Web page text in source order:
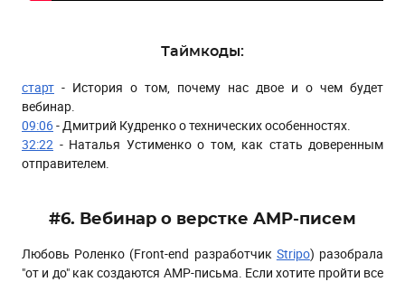
Таймкоды:
старт - История о том, почему нас двое и о чем будет
вебинар.
09:06- Дмитрий Кудренко о технических особенностях.
32:22 - Наталья Устименко о том, как стать доверенным
отправителем.
#6. Вебинар о верстке AMP-писем
Любовь Роленко (Front-end разработчик Stripo) разобрала
"от и до" как создаются AMP-письма. Если хотите пройти все